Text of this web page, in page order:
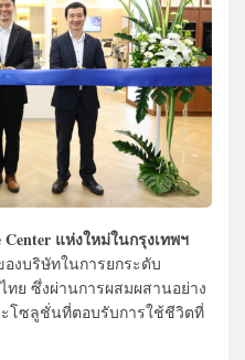
แห่งใหม่ในกรุงเทพฯ
งบริษัทในการยกระดับ
ย ซึ่งผ่านการผสมผสานอย่าง
โซลูชั่นที่ตอบรับการใช้ชีวิตที่